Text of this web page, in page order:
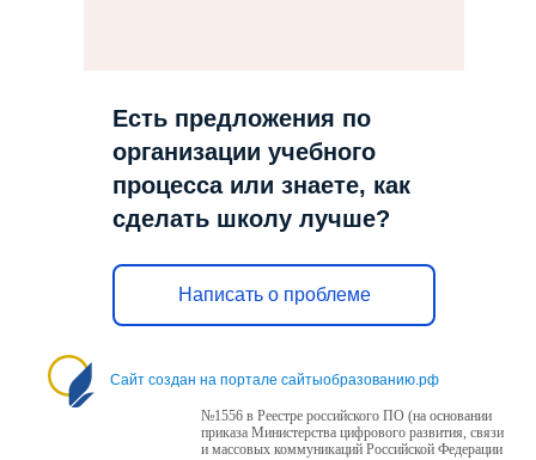
Есть предложения по
организации учебного
процесса или знаете, как
сделать школу лучше?
Написать о проблеме
Сайт создан на портале сайтыобразованию.рф
№1556 в Реестре российского ПО (на основании
приказа Министерства цифрового развития, связи
и массовых коммуникаций Российской Федерации